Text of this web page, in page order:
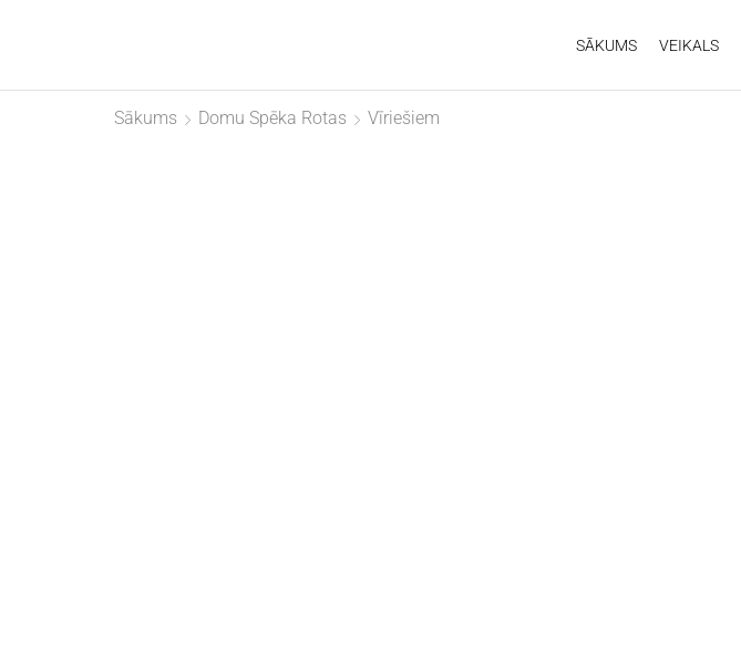
SĀKUMS VEIKALS
Sākums Domu Spēka Rotas Vīriešiem